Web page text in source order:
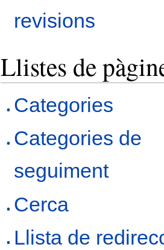
revisions
Llistes de
Categories
Categories de
seguiment
Cerca
Llista de